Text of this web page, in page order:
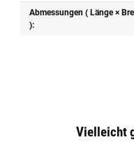
Abmessungen ( Länge ×
):
Vielleicht